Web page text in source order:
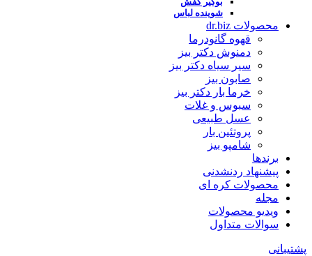
شوینده لباس
محصولات dr.biz
قهوه گانودرما
دمنوش دکتر بیز
سیر سیاه دکتر بیز
صابون بیز
خرما بار دکتر بیز
سبوس و غلات
عسل طبیعی
پروتئین بار
شامپو بیز
برندها
پیشنهاد ردنشدنی
محصولات کره ای
مجله
ویدیو محصولات
سوالات متداول
پشتیبانی